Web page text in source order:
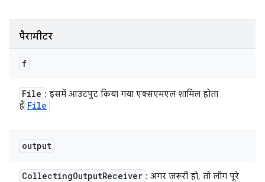
पैरामीटर
f
File : इसमें आउटपुट किया गया एक्सएमएल शामिल होता
है File
output
CollectingOutputReceiver : अगर ज़रूरी हो, तो लॉग पूरे